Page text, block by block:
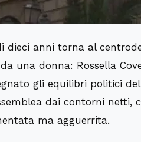
dieci anni torna al
una donna: Rossella
gli equilibri politici
dai contorni
ma agguerrita.